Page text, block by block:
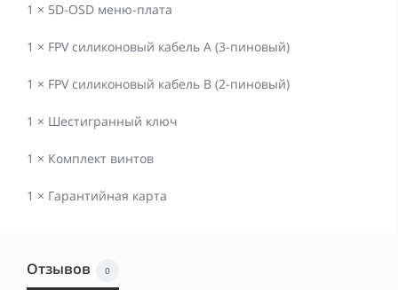
1 × 5D-OSD меню-плата
1 × FPV силиконовый кабель A (3-пиновый)
1 × FPV силиконовый кабель B (2-пиновый)
1 × Шестигранный ключ
1 × Комплект винтов
1 × Гарантийная карта
Отзывов 0